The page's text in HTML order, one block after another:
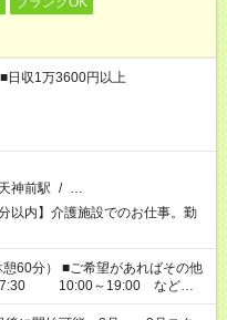
収1万3600円以上
神前駅 / …
以内】介護施設でのお仕事。勤
あればその他
17:30 10:00～19:00 など
「できれば残業はしたくない」